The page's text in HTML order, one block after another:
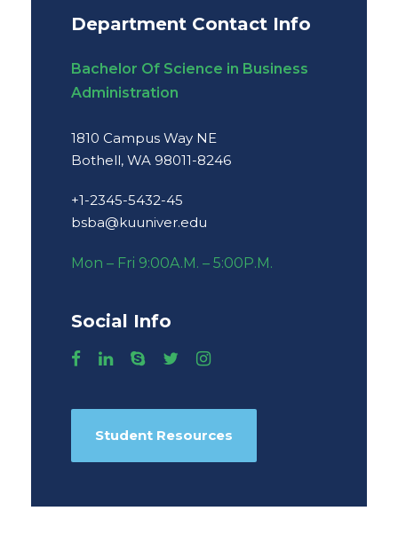
Department Contact Info
Bachelor Of Science in Business
Administration
1810 Campus Way NE
Bothell, WA 98011-8246
+1-2345-5432-45
bsba@kuuniver.edu
Mon – Fri 9:00A.M. – 5:00P.M.
Social Info
Student Resources